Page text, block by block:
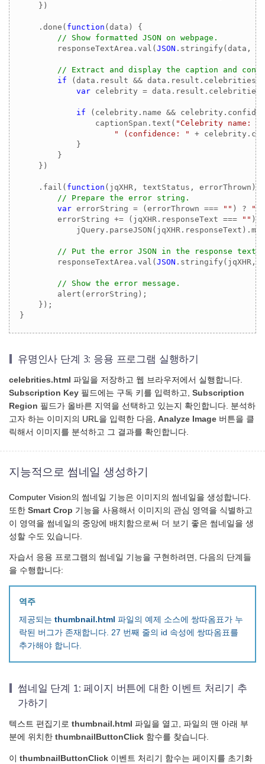
    })
    .done(
function (data ) {
// Show formatted JSON on webpage.
        responseTextArea.val(
JSON .stringify(data,
// Extract and display the caption and
if (data.result && data.result.celebrities)
var celebrity = data.result.celebrities[
if (celebrity.name &&
                captionSpan.text(
"Celebrity name: "
" (confidence: "
+
            }
        }
    })
    .fail(
function ( jqXHR, textStatus, errorThrown )
// Prepare the error string.
var errorString = (errorThrown === "" ) ?
        errorString += (jqXHR.responseText ===
"" )
// Put the error JSON in the response
        responseTextArea.val(
JSON .stringify(jqXHR,
// Show the error message.
        alert(errorString);
    });
}
유명인사 단계 3: 응용 프로그램 실행하기
celebrities.html 파일을 저장하고 웹 브라우저에서 실행합니다.
Subscription Key 필드에는 구독 키를 입력하고, Subscription
Region 필드가 올바른 지역을 선택하고 있는지 확인합니다. 분석하
고자 하는 이미지의 URL을 입력한 다음, Analyze Image 버튼을 클
릭해서 이미지를 분석하고 그 결과를 확인합니다.
지능적으로 썸네일 생성하기
Computer Vision의 썸네일 기능은 이미지의 썸네일을 생성합니다.
또한 Smart Crop 기능을 사용해서 이미지의 관심 영역을 식별하고
이 영역을 썸네일의 중앙에 배치함으로써 더 보기 좋은 썸네일을 생
성할 수도 있습니다.
자습서 응용 프로그램의 썸네일 기능을 구현하려면, 다음의 단계들
을 수행합니다:
역주
제공되는 thumbnail.html 파일의 예제 소스에 쌍따옴표가 누
락된 버그가 존재합니다. 27 번째 줄의 id 속성에 쌍따옴표를
추가해야 합니다.
썸네일 단계 1: 페이지 버튼에 대한 이벤트 처리기 추
가하기
텍스트 편집기로 thumbnail.html 파일을 열고, 파일의 맨 아래 부
분에 위치한 thumbnailButtonClick 함수를 찾습니다.
이 thumbnailButtonClick 이벤트 처리기 함수는 페이지를 초기화